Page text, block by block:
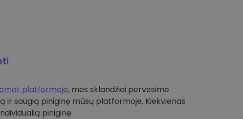
platformoje, mes sklandžiai pervesime
ir saugią piniginę mūsų platformoje. Kiekvienas
piniginę.